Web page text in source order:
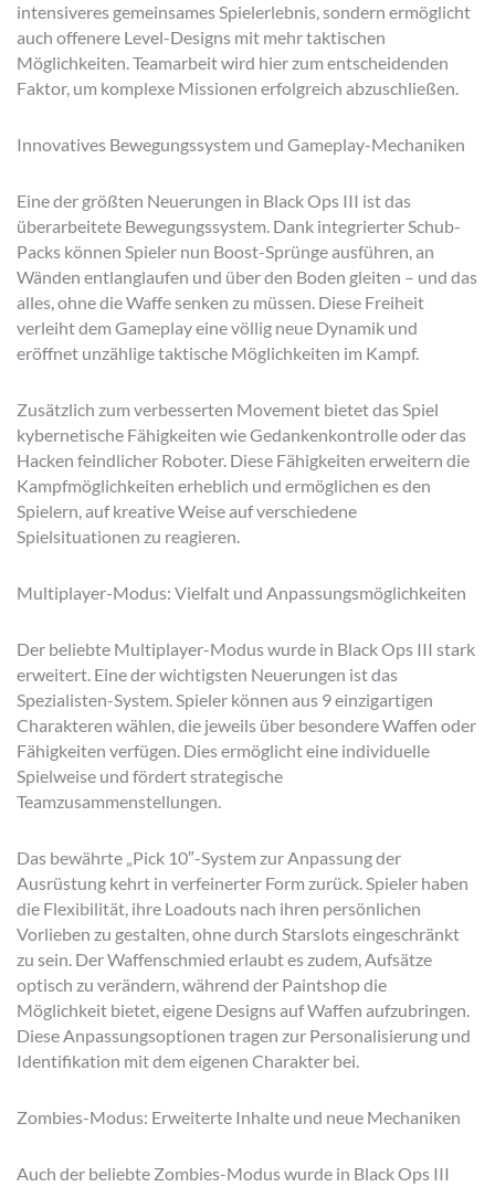
intensiveres gemeinsames Spielerlebnis, sondern ermöglicht
auch offenere Level-Designs mit mehr taktischen
Möglichkeiten. Teamarbeit wird hier zum entscheidenden
Faktor, um komplexe Missionen erfolgreich abzuschließen.
Innovatives Bewegungssystem und Gameplay-Mechaniken
Eine der größten Neuerungen in Black Ops III ist das
überarbeitete Bewegungssystem. Dank integrierter Schub-
Packs können Spieler nun Boost-Sprünge ausführen, an
Wänden entlanglaufen und über den Boden gleiten – und das
alles, ohne die Waffe senken zu müssen. Diese Freiheit
verleiht dem Gameplay eine völlig neue Dynamik und
eröffnet unzählige taktische Möglichkeiten im Kampf.
Zusätzlich zum verbesserten Movement bietet das Spiel
kybernetische Fähigkeiten wie Gedankenkontrolle oder das
Hacken feindlicher Roboter. Diese Fähigkeiten erweitern die
Kampfmöglichkeiten erheblich und ermöglichen es den
Spielern, auf kreative Weise auf verschiedene
Spielsituationen zu reagieren.
Multiplayer-Modus: Vielfalt und Anpassungsmöglichkeiten
Der beliebte Multiplayer-Modus wurde in Black Ops III stark
erweitert. Eine der wichtigsten Neuerungen ist das
Spezialisten-System. Spieler können aus 9 einzigartigen
Charakteren wählen, die jeweils über besondere Waffen oder
Fähigkeiten verfügen. Dies ermöglicht eine individuelle
Spielweise und fördert strategische
Teamzusammenstellungen.
Das bewährte „Pick 10″-System zur Anpassung der
Ausrüstung kehrt in verfeinerter Form zurück. Spieler haben
die Flexibilität, ihre Loadouts nach ihren persönlichen
Vorlieben zu gestalten, ohne durch Starslots eingeschränkt
zu sein. Der Waffenschmied erlaubt es zudem, Aufsätze
optisch zu verändern, während der Paintshop die
Möglichkeit bietet, eigene Designs auf Waffen aufzubringen.
Diese Anpassungsoptionen tragen zur Personalisierung und
Identifikation mit dem eigenen Charakter bei.
Zombies-Modus: Erweiterte Inhalte und neue Mechaniken
Auch der beliebte Zombies-Modus wurde in Black Ops III